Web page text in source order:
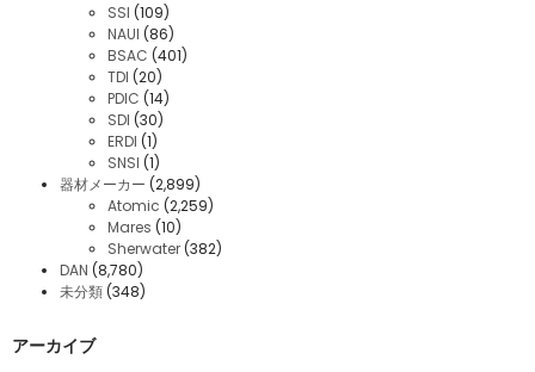
SSI (109)
NAUI (86)
BSAC (401)
TDI (20)
PDIC (14)
SDI (30)
ERDI (1)
SNSI (1)
器材メーカー (2,899)
Atomic (2,259)
Mares (10)
Sherwater (382)
DAN (8,780)
未分類 (348)
アーカイブ